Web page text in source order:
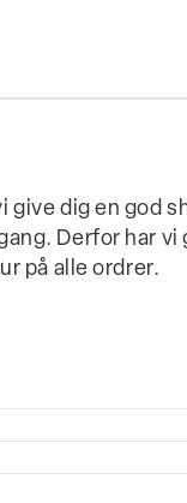
give dig en god
Derfor har
på alle ordrer.